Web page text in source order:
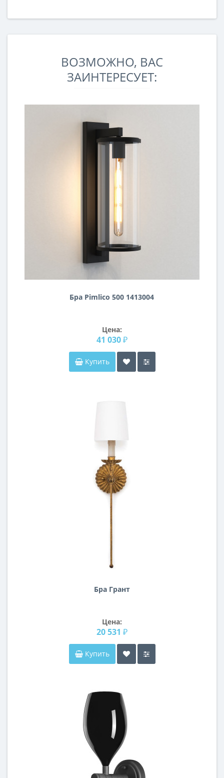
ВОЗМОЖНО, ВАС
ЗАИНТЕРЕСУЕТ:
Бра Pimlico 500 1413004
Цена:
41 030 ₽
Купить
Бра Грант
Цена:
20 531 ₽
Купить